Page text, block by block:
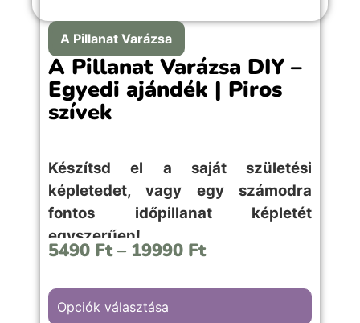
A Pillanat Varázsa
A Pillanat Varázsa DIY –
Egyedi ajándék | Piros
szívek
Készítsd el a saját születési
képletedet, vagy egy számodra
fontos időpillanat képletét
egyszerűen!
5490 Ft – 19990 Ft
Opciók választása